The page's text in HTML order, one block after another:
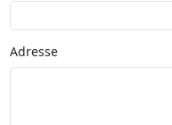
Adresse